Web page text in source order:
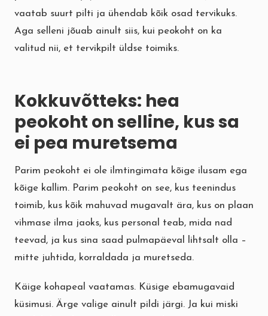
vaatab suurt pilti ja ühendab kõik osad tervikuks.
Aga selleni jõuab ainult siis, kui peokoht on ka
valitud nii, et tervikpilt üldse toimiks.
Kokkuvõtteks: hea
peokoht on selline, kus sa
ei pea muretsema
Parim peokoht ei ole ilmtingimata kõige ilusam ega
kõige kallim. Parim peokoht on see, kus teenindus
toimib, kus kõik mahuvad mugavalt ära, kus on plaan
vihmase ilma jaoks, kus personal teab, mida nad
teevad, ja kus sina saad pulmapäeval lihtsalt olla –
mitte juhtida, korraldada ja muretseda.
Käige kohapeal vaatamas. Küsige ebamugavaid
küsimusi. Ärge valige ainult pildi järgi. Ja kui miski